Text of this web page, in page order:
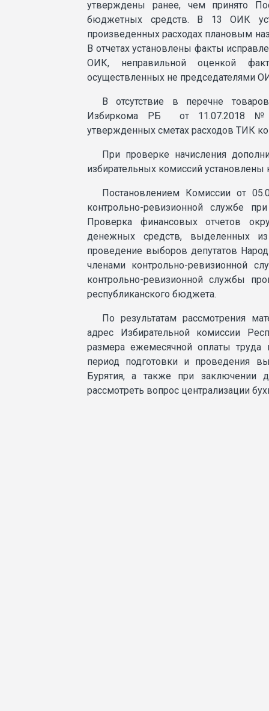
утверждены ранее, чем принято
бюджетных средств. В 13 ОИК
произведенных расходах плановым
В отчетах установлены факты
ОИК, неправильной оценкой
осуществленных не председателями
В отсутствие в перечне
Избиркома РБ от 11.07.2018
утвержденных сметах расходов ТИК
При проверке начисления
избирательных комиссий установлены
Постановлением Комиссии от
контрольно-ревизионной службе
Проверка финансовых отчетов
денежных средств, выделенных
проведение выборов депутатов
членами контрольно-ревизионной
контрольно-ревизионной службы
республиканского бюджета.
По результатам рассмотрения
адрес Избирательной комиссии
размера ежемесячной оплаты
период подготовки и проведения
Бурятия, а также при заключении
рассмотреть вопрос централизации